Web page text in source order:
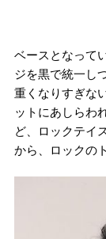
ベースとなって
ジを黒で統一し
重くなりすぎな
ットにあしらわ
ど、ロックテイ
から、ロックの